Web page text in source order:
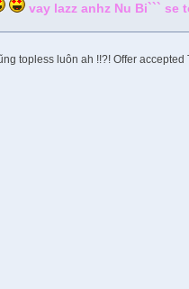
vay lazz anhz Nu Bi``` se
topless luôn ah !!?! Offer accepted